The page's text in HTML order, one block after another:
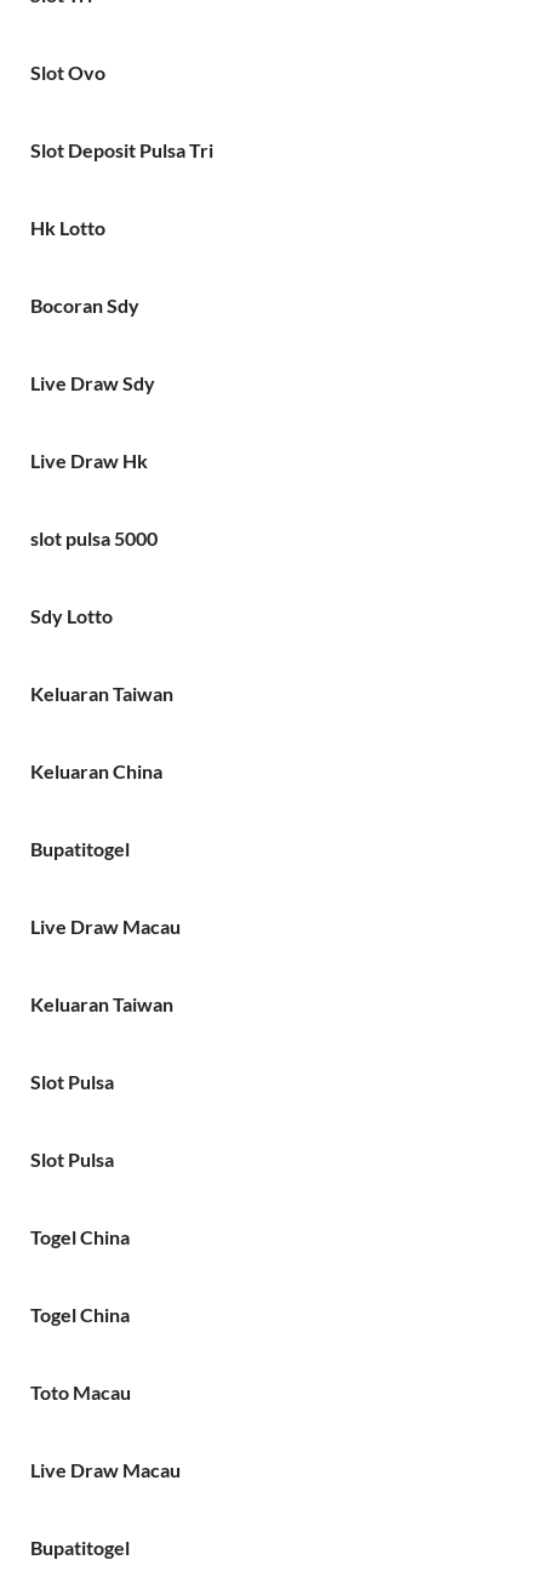
Slot Ovo
Slot Deposit Pulsa Tri
Hk Lotto
Bocoran Sdy
Live Draw Sdy
Live Draw Hk
slot pulsa 5000
Sdy Lotto
Keluaran Taiwan
Keluaran China
Bupatitogel
Live Draw Macau
Keluaran Taiwan
Slot Pulsa
Slot Pulsa
Togel China
Togel China
Toto Macau
Live Draw Macau
Bupatitogel